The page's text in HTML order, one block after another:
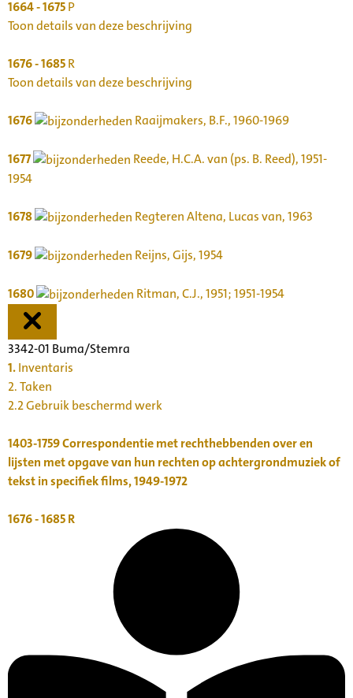
1664 - 1675P
Toon details van deze beschrijving
1676 - 1685R
Toon details van deze beschrijving
1676 Raaijmakers, B.F., 1960-1969
1677
Reede, H.C.A. van (ps. B. Reed), 1951-
1954
1678 Regteren Altena, Lucas van, 1963
1679 Reijns, Gijs, 1954
1680 Ritman, C.J., 1951; 1951-1954
3342-01 Buma/Stemra
1.Inventaris
2. Taken
2.2 Gebruik beschermd werk
1403-1759Correspondentie met rechthebbenden over en
lijsten met opgave van hun rechten op achtergrondmuziek of
tekst in specifiek films, 1949-1972
1676 - 1685R